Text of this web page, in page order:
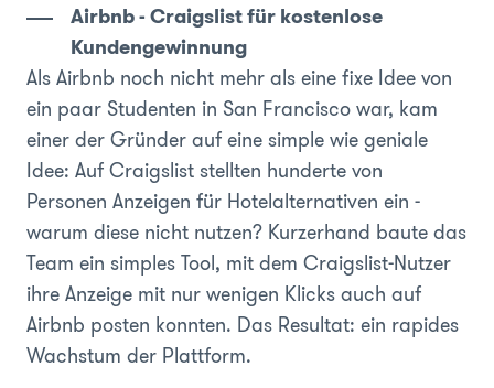
Airbnb - Craigslist für kostenlose
Kundengewinnung
Als Airbnb noch nicht mehr als eine fixe Idee von
ein paar Studenten in San Francisco war, kam
einer der Gründer auf eine simple wie geniale
Idee: Auf Craigslist stellten hunderte von
Personen Anzeigen für Hotelalternativen ein -
warum diese nicht nutzen? Kurzerhand baute das
Team ein simples Tool, mit dem Craigslist-Nutzer
ihre Anzeige mit nur wenigen Klicks auch auf
Airbnb posten konnten. Das Resultat: ein rapides
Wachstum der Plattform.